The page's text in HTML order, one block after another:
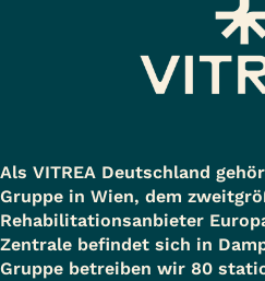
Als VITREA Deutschland
Gruppe in Wien, dem
Rehabilitationsanbieter
Zentrale befindet sich in
Gruppe betreiben wir 80